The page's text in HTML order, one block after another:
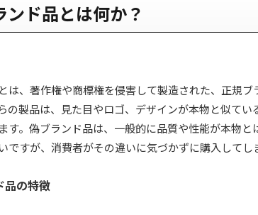
ンド品とは何か？
は、著作権や商標権を侵害して製造された、正規
の製品は、見た目やロゴ、デザインが本物と似て
す。偽ブランド品は、一般的に品質や性能が本物と
ですが、消費者がその違いに気づかずに購入してし
品の特徴